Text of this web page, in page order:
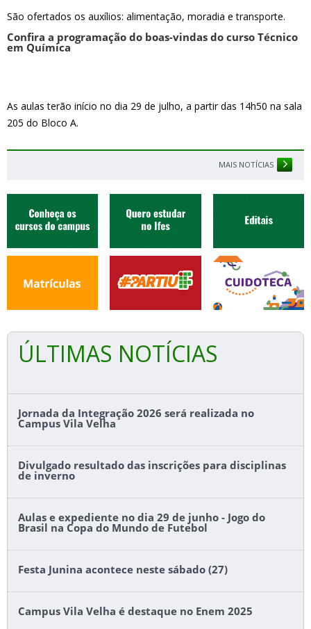
São ofertados os auxílios: alimentação, moradia e transporte.
Confira a programação do boas-vindas do curso Técnico
em Química
As aulas terão início no dia 29 de julho, a partir das 14h50 na sala
205 do Bloco A.
MAIS NOTÍCIAS
ÚLTIMAS NOTÍCIAS
Jornada da Integração 2026 será realizada no
Campus Vila Velha
Divulgado resultado das inscrições para disciplinas
de inverno
Aulas e expediente no dia 29 de junho - Jogo do
Brasil na Copa do Mundo de Futebol
Festa Junina acontece neste sábado (27)
Campus Vila Velha é destaque no Enem 2025